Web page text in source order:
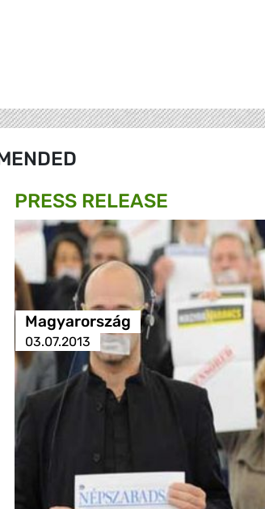
PRESS RELEASE
Magyarország
03.07.2013